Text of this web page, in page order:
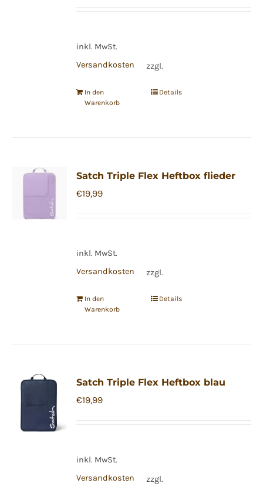
inkl. MwSt.
zzgl.
Versandkosten
In den
Warenkorb
Details
Satch Triple Flex Heftbox flieder
€19,99
inkl. MwSt.
zzgl.
Versandkosten
In den
Warenkorb
Details
Satch Triple Flex Heftbox blau
€19,99
inkl. MwSt.
zzgl.
Versandkosten